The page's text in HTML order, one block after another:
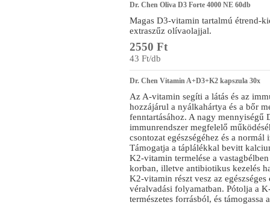
Dr. Chen Oliva D3 Forte 4000 NE 60db
Magas D3-vitamin tartalmú étrend-
extraszűz olívaolajjal.
2550 Ft
43 Ft/db
Dr. Chen Vitamin A+D3+K2 kapszula 30x
Az A-vitamin segíti a látás és az
hozzájárul a nyálkahártya és a bőr
fenntartásához. A nagy mennyiségű
immunrendszer megfelelő
csontozat egészségéhez és a
Támogatja a táplálékkal bevitt
K2-vitamin termelése a
korban, illetve antibiotikus kezelés
K2-vitamin részt vesz az
véralvadási folyamatban. Pótolja a
természetes forrásból, és támogassa